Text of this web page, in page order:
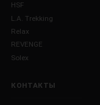
HSF
L.A. Trekking
Relax
REVENGE
Solex
КОНТАКТЫ